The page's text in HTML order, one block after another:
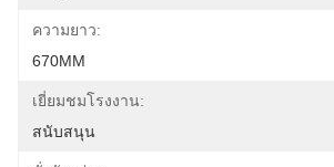
ความยาว:
670MM
เยี่ยมชมโรงงาน:
สนับสนุน